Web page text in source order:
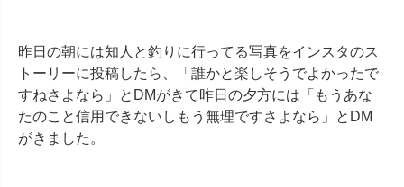
昨日の朝には知人と釣りに行ってる写真をインスタのス
トーリーに投稿したら、「誰かと楽しそうでよかったで
すねさよなら」とDMがきて昨日の夕方には「もうあな
たのこと信用できないしもう無理ですさよなら」とDM
がきました。